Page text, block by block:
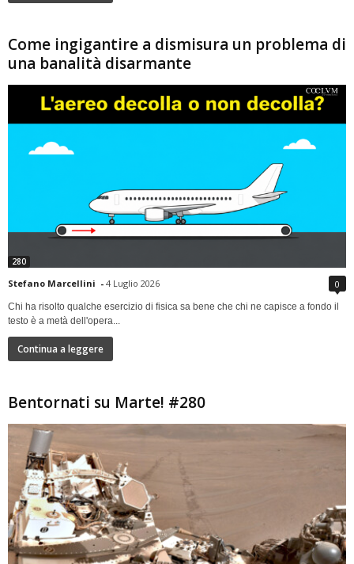
Come ingigantire a dismisura un problema di
una banalità disarmante
280
Stefano Marcellini - 4 Luglio 2026 0
Chi ha risolto qualche esercizio di fisica sa bene che chi ne capisce a fondo il
testo è a metà dell'opera...
Continua a leggere
Bentornati su Marte! #280